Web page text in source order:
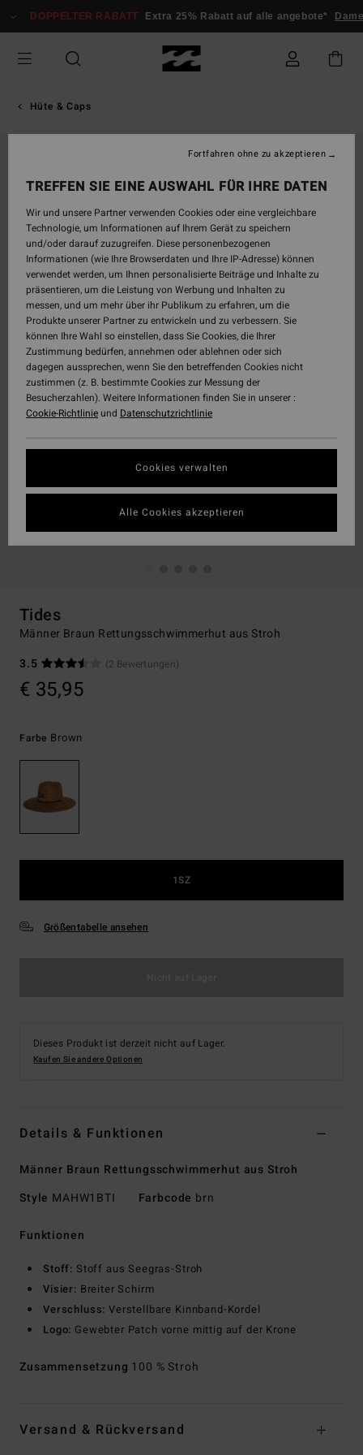
zur
springen
DOPPELTER RABATT Extra 25% Rabatt auf alle angebote* Damen
Hüte & Caps
Tides
Männer Braun Rettungsschwimmerhut aus Stroh
3.5
(2 Bewertungen)
€ 35,95
Farbe Brown
1SZ
Größentabelle ansehen
Dieses Produkt ist derzeit nicht auf Lager.
Kaufen Sie andere Optionen
Details & Funktionen
Männer Braun Rettungsschwimmerhut aus Stroh
Style MAHW1BTI Farbcode brn
Funktionen
Stoff: Stoff aus Seegras-Stroh
Visier: Breiter Schirm
Verschluss: Verstellbare Kinnband-Kordel
Logo: Gewebter Patch vorne mittig auf der Krone
Zusammensetzung 100 % Stroh
Versand & Rückversand
TREFFEN SIE EINE AUSWAHL FÜR IHRE DATEN
Wir und unsere Partner verwenden Cookies oder eine vergleichbare
Technologie, um Informationen auf Ihrem Gerät zu speichern
und/oder darauf zuzugreifen. Diese personenbezogenen
Informationen (wie Ihre Browserdaten und Ihre IP-Adresse) können
verwendet werden, um Ihnen personalisierte Beiträge und Inhalte zu
präsentieren, um die Leistung von Werbung und Inhalten zu
messen, und um mehr über ihr Publikum zu erfahren, um die
Produkte unserer Partner zu entwickeln und zu verbessern. Sie
können Ihre Wahl so einstellen, dass Sie Cookies, die Ihrer
Zustimmung bedürfen, annehmen oder ablehnen oder sich
dagegen aussprechen, wenn Sie den betreffenden Cookies nicht
zustimmen (z. B. bestimmte Cookies zur Messung der
Besucherzahlen). Weitere Informationen finden Sie in unserer :
Cookie-Richtlinieund Datenschutzrichtlinie
Cookies verwalten
Fortfahren ohne zu akzeptieren
Alle Cookies akzeptieren